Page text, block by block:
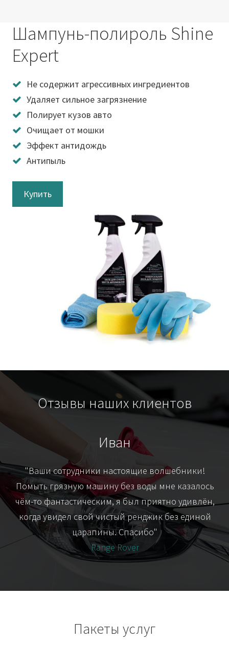
Шампунь-полироль Shine
Expert
Не содержит агрессивных ингредиентов
Удаляет сильное загрязнение
Полирует кузов авто
Очищает от мошки
Эффект антидождь
Антипыль
Купить
Отзывы наших клиентов
Иван
"Ваши сотрудники настоящие волшебники!
Помыть грязную машину без воды мне казалось
чём-то фантастическим, я был приятно удивлён,
когда увидел свой чистый ренджик без единой
царапины. Спасибо"
Range Rover
Пакеты услуг